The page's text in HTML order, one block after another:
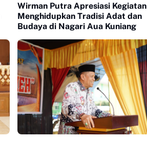
Wirman Putra Apresiasi Kegiatan
Menghidupkan Tradisi Adat dan
Budaya di Nagari Aua Kuniang